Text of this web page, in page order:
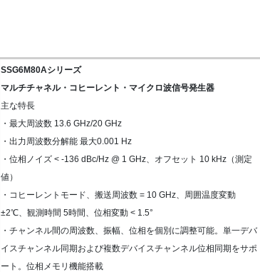
SSG6M80Aシリーズ
マルチチャネル・コヒーレント・マイクロ波信号発生器
主な特長
・最大周波数 13.6 GHz/20 GHz
・出力周波数分解能 最大0.001 Hz
・位相ノイズ < -136 dBc/Hz @ 1 GHz、オフセット 10 kHz（測定
値）
・コヒーレントモード、搬送周波数 = 10 GHz、周囲温度変動
±2℃、観測時間 5時間、位相変動 < 1.5°
・チャンネル間の周波数、振幅、位相を個別に調整可能。単一デバ
イスチャンネル同期および複数デバイスチャンネル位相同期をサポ
ート。位相メモリ機能搭載